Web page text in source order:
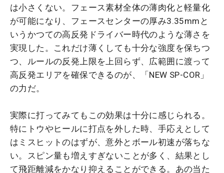
は小さくない。フェース素材全体の薄肉化と軽量化
が可能になり、フェースセンターの厚み3.35mmと
いうかつての高反発ドライバー時代のような薄さを
実現した。これだけ薄くしても十分な強度を保ちつ
つ、ルールの反発上限を上回らず、広範囲に渡って
高反発エリアを確保できるのが、「NEW SP-COR」
の力だ。
実際に打ってみてもこの効果は十分に感じられる。
特にトウやヒールに打点を外した時、手応えとして
はミスヒットのはずが、意外とボール初速が落ちな
い。スピン量も増えすぎないことが多く、結果とし
て飛距離減をかなり抑えることができる。あの当た